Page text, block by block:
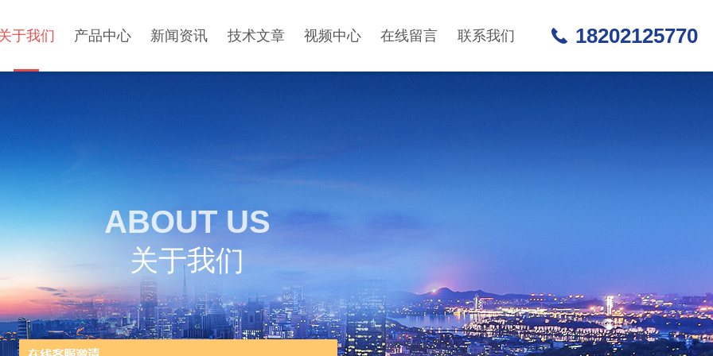
于我们 产品中心 新闻资讯 技术文章 视频中心 在线留言 联系我们 18202125770
ABOUT US
关于我们